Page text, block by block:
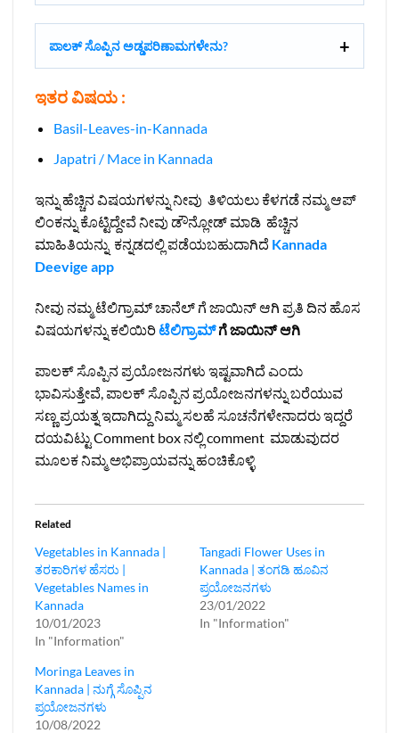
ಪಾಲಕ್ ಸೊಪ್ಪಿನ ಅಡ್ಡಪರಿಣಾಮಗಳೇನು?
ಇತರ ವಿಷಯ :
Basil-Leaves-in-Kannada
Japatri / Mace in Kannada
ಇನ್ನು ಹೆಚ್ಚಿನ ವಿಷಯಗಳನ್ನು ನೀವು ತಿಳಿಯಲು ಕೆಳಗಡೆ ನಮ್ಮ ಆಪ್
ಲಿಂಕನ್ನು ಕೊಟ್ಟಿದ್ದೇವೆ ನೀವು ಡೌನ್ಲೋಡ್ ಮಾಡಿ ಹೆಚ್ಚಿನ
ಮಾಹಿತಿಯನ್ನು ಕನ್ನಡದಲ್ಲಿ ಪಡೆಯಬಹುದಾಗಿದೆ Kannada
Deevige app
ನೀವು ನಮ್ಮ ಟೆಲಿಗ್ರಾಮ್ ಚಾನೆಲ್ ಗೆ ಜಾಯಿನ್ ಆಗಿ ಪ್ರತಿ ದಿನ ಹೊಸ
ವಿಷಯಗಳನ್ನು ಕಲಿಯಿರಿಟೆಲಿಗ್ರಾಮ್ಗೆ ಜಾಯಿನ್ ಆಗಿ
ಪಾಲಕ್ ಸೊಪ್ಪಿನ ಪ್ರಯೋಜನಗಳು ಇಷ್ಟವಾಗಿದೆ ಎಂದು
ಭಾವಿಸುತ್ತೇವೆ, ಪಾಲಕ್ ಸೊಪ್ಪಿನ ಪ್ರಯೋಜನಗಳನ್ನು ಬರೆಯುವ
ಸಣ್ಣ ಪ್ರಯತ್ನ ಇದಾಗಿದ್ದು ನಿಮ್ಮ ಸಲಹೆ ಸೂಚನೆಗಳೇನಾದರು ಇದ್ದರೆ
ದಯವಿಟ್ಟು Comment box ನಲ್ಲಿ comment ಮಾಡುವುದರ
ಮೂಲಕ ನಿಮ್ಮ ಅಭಿಪ್ರಾಯವನ್ನು ಹಂಚಿಕೊಳ್ಳಿ
Related
Vegetables in Kannada |
ತರಕಾರಿಗಳ ಹೆಸರು |
Vegetables Names in
Kannada
10/01/2023
In "Information"
Tangadi Flower Uses in
Kannada | ತಂಗಡಿ ಹೂವಿನ
ಪ್ರಯೋಜನಗಳು
23/01/2022
In "Information"
Moringa Leaves in
Kannada | ನುಗ್ಗೆ ಸೊಪ್ಪಿನ
ಪ್ರಯೋಜನಗಳು
10/08/2022